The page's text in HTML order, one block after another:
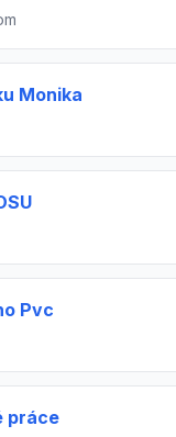
Monika
Pvc
práce